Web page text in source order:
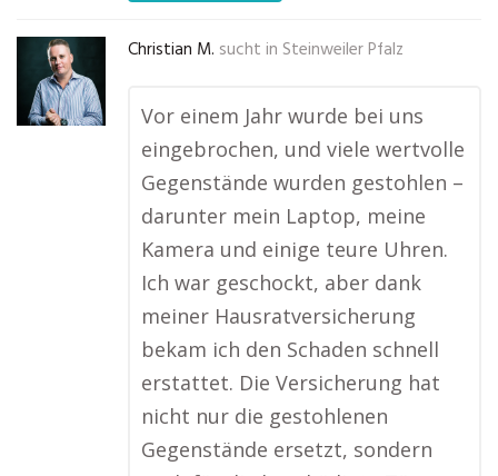
Christian M. sucht in Steinweiler Pfalz
Vor einem Jahr wurde bei uns
eingebrochen, und viele wertvolle
Gegenstände wurden gestohlen –
darunter mein Laptop, meine
Kamera und einige teure Uhren.
Ich war geschockt, aber dank
meiner Hausratversicherung
bekam ich den Schaden schnell
erstattet. Die Versicherung hat
nicht nur die gestohlenen
Gegenstände ersetzt, sondern